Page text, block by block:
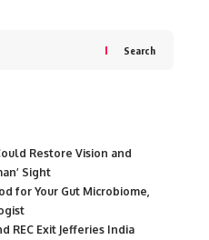
Search
Restore Vision and
Sight
for Your Gut Microbiome,
REC Exit Jefferies India